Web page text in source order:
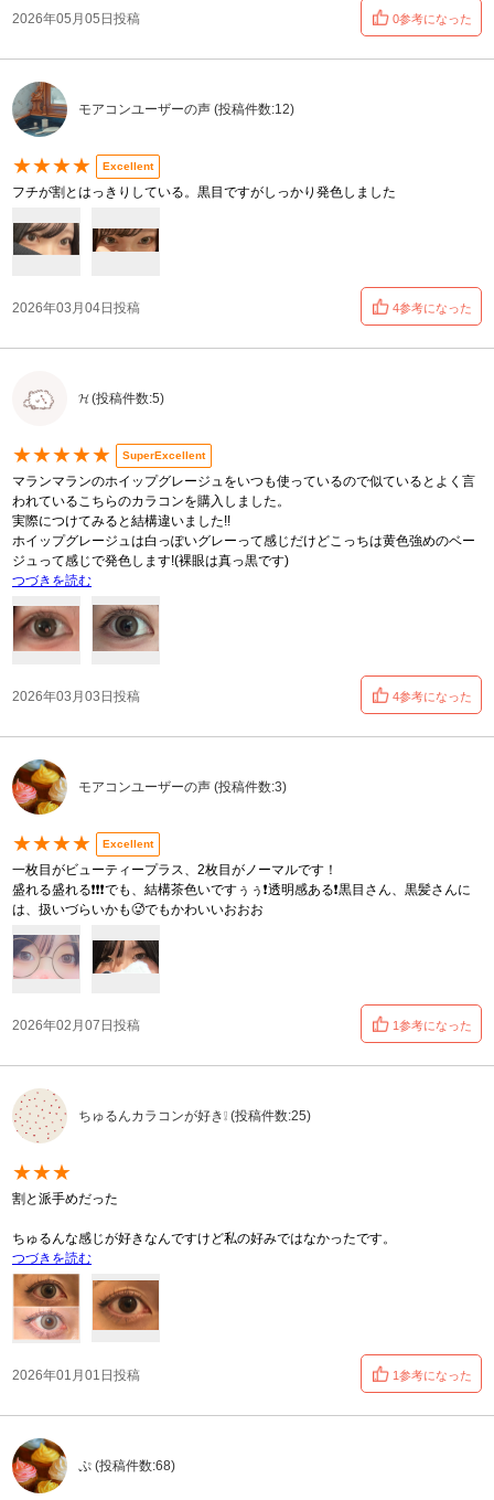
2026年05月05日投稿 0参考になった
モアコンユーザーの声 (投稿件数:12)
★★★★ Excellent
フチが割とはっきりしている。黒目ですがしっかり発色しました
2026年03月04日投稿 4参考になった
𝓗 (投稿件数:5)
★★★★★ SuperExcellent
マランマランのホイップグレージュをいつも使っているので似ているとよく言
われているこちらのカラコンを購入しました。
実際につけてみると結構違いました!!
ホイップグレージュは白っぽいグレーって感じだけどこっちは黄色強めのベー
ジュって感じで発色します!(裸眼は真っ黒です)
つづきを読む
2026年03月03日投稿 4参考になった
モアコンユーザーの声 (投稿件数:3)
★★★★ Excellent
一枚目がビューティープラス、2枚目がノーマルです！
盛れる盛れる❗️❗️❗️でも、結構茶色いですぅぅ❗️透明感ある❗️黒目さん、黒髪さんに
は、扱いづらいかも🥵でもかわいいおおお
2026年02月07日投稿 1参考になった
ちゅるんカラコンが好き❕ (投稿件数:25)
★★★
割と派手めだった
ちゅるんな感じが好きなんですけど私の好みではなかったです。
つづきを読む
2026年01月01日投稿 1参考になった
ぷ (投稿件数:68)